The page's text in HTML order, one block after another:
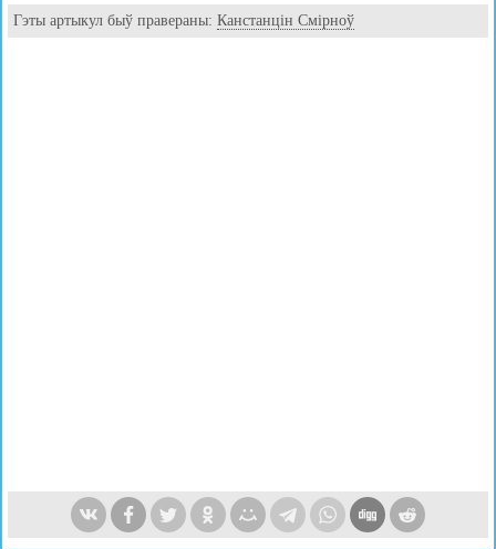
Гэты артыкул быў правераны: Канстанцін Смірноў